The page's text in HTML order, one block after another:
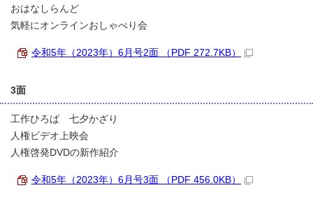
おはなしらんど
気軽にオンラインおしゃべり会
令和5年（2023年）6月号2面 （PDF 272.7KB）
3面
工作ひろば 七夕かざり
人権ビデオ上映会
人権啓発DVDの新作紹介
令和5年（2023年）6月号3面 （PDF 456.0KB）